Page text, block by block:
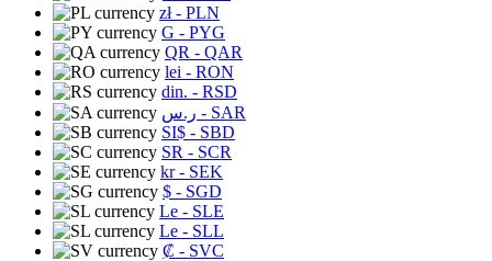
zł- PLN
G - PYG
QR - QAR
lei - RON
din. - RSD
ر.س - SAR
SI$ - SBD
SR - SCR
kr- SEK
$ - SGD
Le - SLE
Le - SLL
₡ - SVC